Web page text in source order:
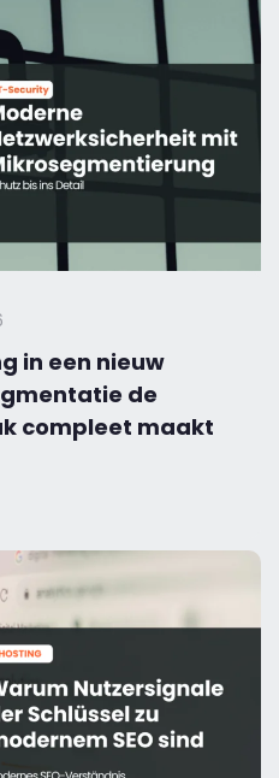
in een nieuw
de
compleet maakt